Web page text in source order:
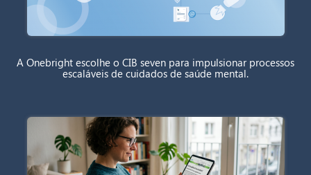
A Onebright escolhe o CIB seven para impulsionar processos
escaláveis de cuidados de saúde mental.